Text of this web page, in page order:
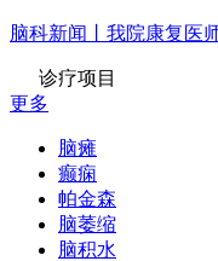
脑科新闻丨我院康复医
诊疗项目
更多
脑瘫
癫痫
帕金森
脑萎缩
脑积水